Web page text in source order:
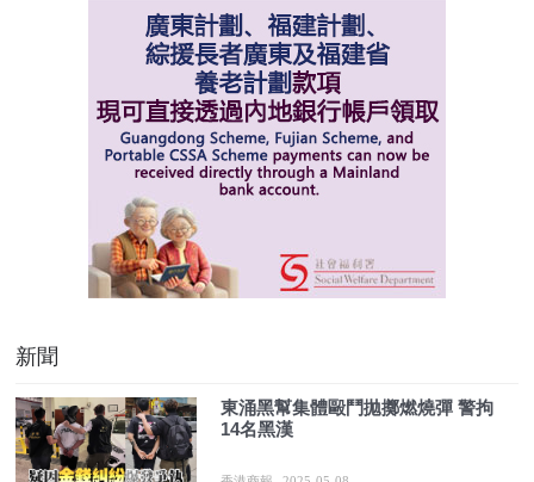
新聞
東涌黑幫集體毆鬥拋擲燃燒彈 警拘
14名黑漢